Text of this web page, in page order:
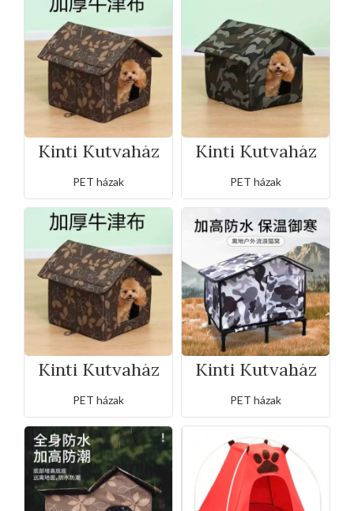
Kinti Kutyaház
35x30x35cm
PET házak
Kinti Kutyaház
40x35x40cm
PET házak
Kinti Kutyaház
45x40x45cm
PET házak
Kinti Kutyaház
terepmintás
PET házak